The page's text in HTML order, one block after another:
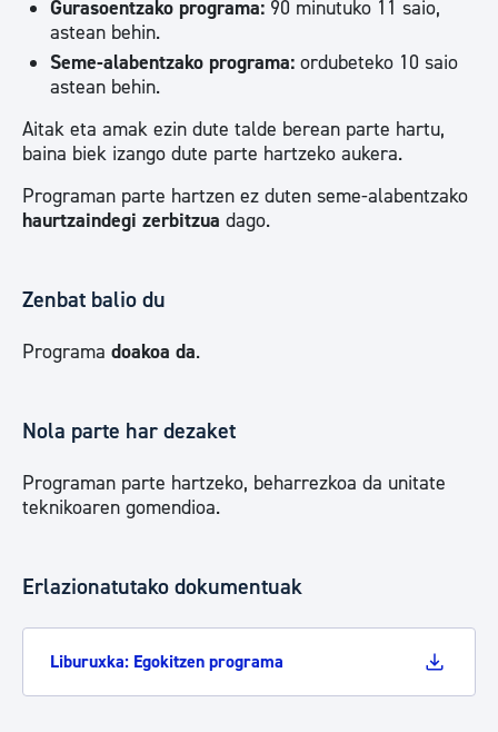
Gurasoentzako programa: 90 minutuko 11 saio,
astean behin.
Seme-alabentzako programa: ordubeteko 10 saio
astean behin.
Aitak eta amak ezin dute talde berean parte hartu,
baina biek izango dute parte hartzeko aukera.
Programan parte hartzen ez duten seme-alabentzako
haurtzaindegi zerbitzua dago.
Zenbat balio du
Programa doakoa da.
Nola parte har dezaket
Programan parte hartzeko, beharrezkoa da unitate
teknikoaren gomendioa.
Erlazionatutako dokumentuak
Liburuxka: Egokitzen programa